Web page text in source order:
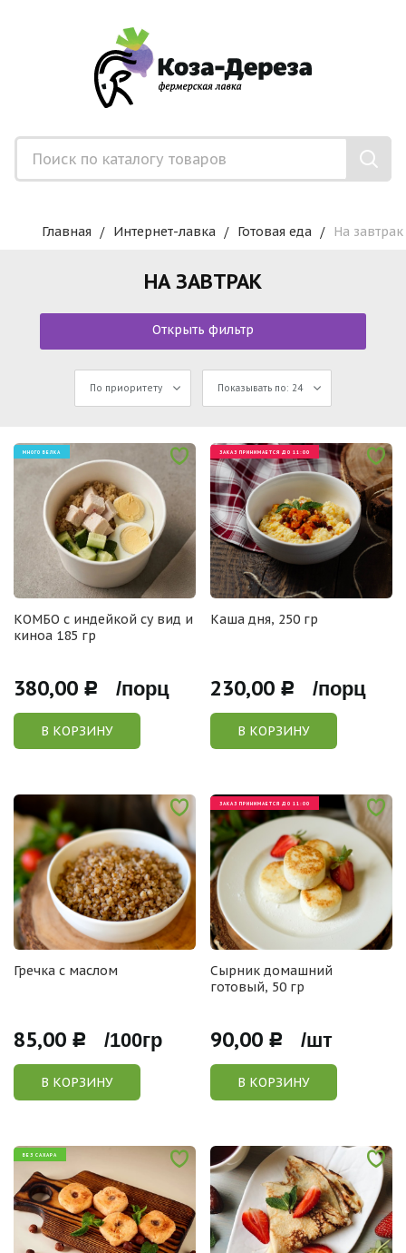
Главная Интернет-лавка Готовая еда На завтрак
НА ЗАВТРАК
Открыть фильтр
По приоритету Показывать по: 24
МНОГО БЕЛКА
КОМБО с индейкой су вид и
киноа 185 гр
380,00 Р /порц
В КОРЗИНУ
ЗАКАЗ ПРИНИМАЕТСЯ ДО 11:00
Каша дня, 250 гр
230,00 Р /порц
В КОРЗИНУ
Гречка с маслом
85,00 Р /100гр
В КОРЗИНУ
ЗАКАЗ ПРИНИМАЕТСЯ ДО 11:00
Сырник домашний
готовый, 50 гр
90,00 Р /шт
В КОРЗИНУ
БЕЗ САХАРА